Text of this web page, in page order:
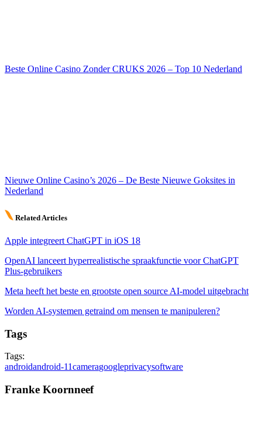
Beste Online Casino Zonder CRUKS 2026 – Top 10 Nederland
Nieuwe Online Casino’s 2026 – De Beste Nieuwe Goksites in
Nederland
Related Articles
Apple integreert ChatGPT in iOS 18
OpenAI lanceert hyperrealistische spraakfunctie voor ChatGPT
Plus-gebruikers
Meta heeft het beste en grootste open source AI-model uitgebracht
Worden AI-systemen getraind om mensen te manipuleren?
Tags
Tags:
androidandroid-11cameragoogleprivacysoftware
Franke Koornneef